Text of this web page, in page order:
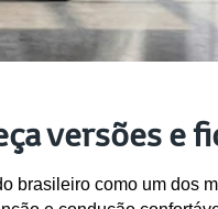
versões e
brasileiro como um